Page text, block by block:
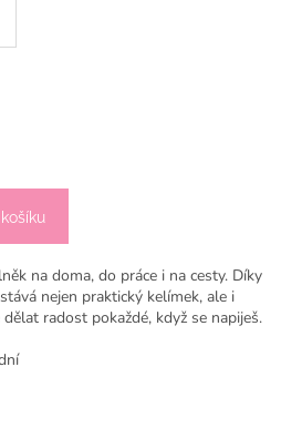
na doma, do práce i na cesty. Díky
nejen praktický kelímek, ale i
radost pokaždé, když se napiješ.